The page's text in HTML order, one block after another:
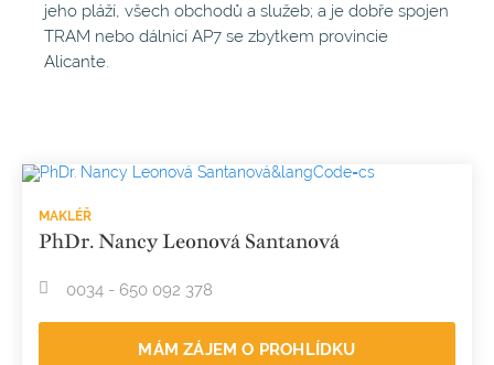
jeho pláží, všech obchodů a služeb; a je dobře spojen
TRAM nebo dálnicí AP7 se zbytkem provincie
Alicante.
MAKLÉŘ
PhDr. Nancy Leonová Santanová
0034 - 650 092 378
MÁM ZÁJEM O PROHLÍDKU